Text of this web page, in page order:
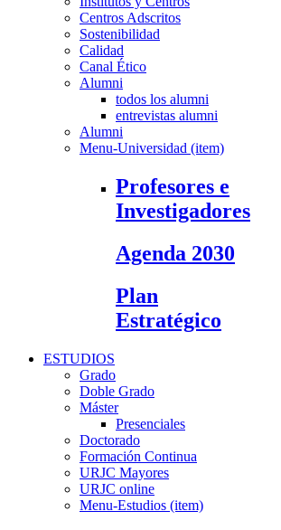
Centros Adscritos
Sostenibilidad
Calidad
Canal Ético
Alumni
todos los alumni
entrevistas alumni
Alumni
Menu-Universidad (item)
Profesores e
Investigadores
Agenda 2030
Plan
Estratégico
ESTUDIOS
Grado
Doble Grado
Máster
Presenciales
Doctorado
Formación Continua
URJC Mayores
URJC online
Menu-Estudios (item)